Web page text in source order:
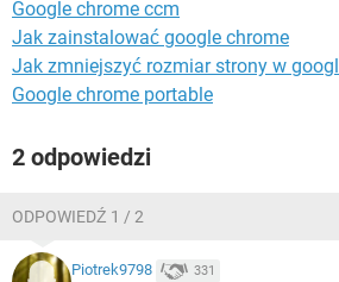
Google chrome ccm
Jak zainstalować google chrome
Jak zmniejszyć rozmiar strony w
Google chrome portable
2 odpowiedzi
ODPOWIEDŹ 1 / 2
Piotrek9798 331